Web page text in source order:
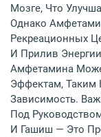
Мозге, Что
Однако
Рекреационных
И Прилив
Амфетамина
Эффектам, Таким
Зависимость.
Под
И Гашиш — Это